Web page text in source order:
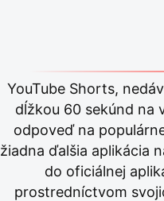
YouTube Shorts,
dĺžkou 60 sekúnd na
odpoveď na
žiadna ďalšia aplikácia
do oficiálnej
prostredníctvom